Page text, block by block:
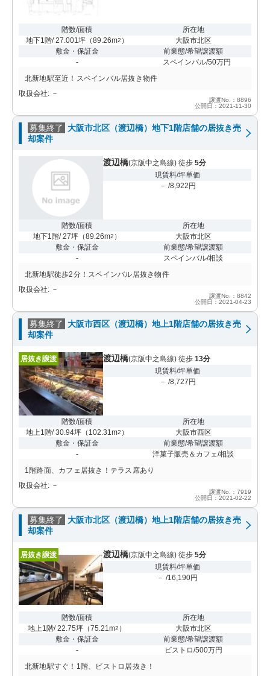
階数/面積
地下1階/ 27.001坪（89.26m2 ）
所在地
大阪市北区
敷金・保証金
-
前業態/希望譲渡額
スペインバル/50万円
北新地駅至近！スペインバル居抜き物件
取扱会社: －
譲渡No.：8896
公開日：2021-11-30
募集終了
大阪市北区（渡辺橋）地下1階店舗の居抜き売
却案件
渡辺橋(京阪中之島線) 徒歩 5分
現賃料/坪単価
－ /8,922円
階数/面積
地下1階/ 27坪（89.26m2 ）
所在地
大阪市北区
敷金・保証金
-
前業態/希望譲渡額
スペインバル/相談
北新地駅徒歩2分！スペインバル居抜き物件
取扱会社: －
譲渡No.：8842
公開日：2021-04-23
募集終了
大阪市西区（渡辺橋）地上1階店舗の居抜き売
却案件
居抜き譲渡 渡辺橋(京阪中之島線) 徒歩 13分
現賃料/坪単価
－ /8,727円
階数/面積
地上1階/ 30.94坪（ 102.31m2 ）
所在地
大阪市西区
敷金・保証金
-
前業態/希望譲渡額
洋菓子販売＆カフェ/相談
1階路面、カフェ居抜き！テラス席あり
取扱会社: －
譲渡No.：7919
公開日：2021-02-22
募集終了
大阪市北区（渡辺橋）地上1階店舗の居抜き売
却案件
居抜き譲渡 渡辺橋(京阪中之島線) 徒歩 5分
現賃料/坪単価
－ /16,190円
階数/面積
地上1階/ 22.75坪 （75.21m2 ）
所在地
大阪市北区
敷金・保証金
-
前業態/希望譲渡額
ビストロ/500万円
北新地駅すぐ！1階、ビストロ居抜き！